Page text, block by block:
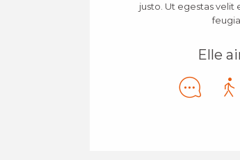
justo. Ut egestas velit
Elle